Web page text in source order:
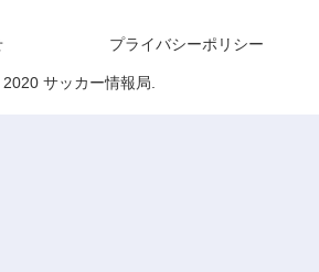
プライバシーポリシー
サッカー情報局.